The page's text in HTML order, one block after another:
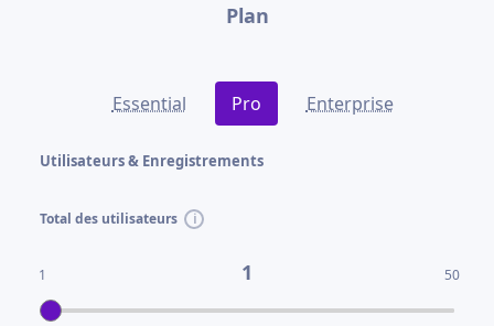
Plan
Essential Pro Enterprise
Utilisateurs & Enregistrements
Total des utilisateurs
1 1 50